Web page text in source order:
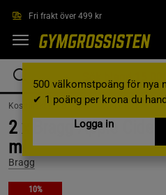
Fri frakt över 499 kr
500 välkomstpoäng för nya
✔ 1 poäng per krona du
Logga in
Kosttillskott /Drycker /Övrig Dryck
2 x Bragg Apple Cider
ml
Bragg
10%